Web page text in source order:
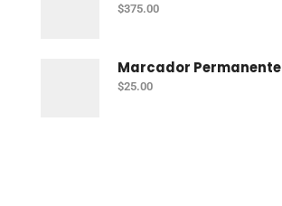
$375.00
$25.00